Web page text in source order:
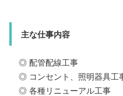
主な仕事内容
◎ 配管配線工事
◎ コンセント、照明器具工
◎ 各種リニューアル工事
主な仕事内容
◎ 配管配線工事
◎ コンセント、照明
◎ 各種リニューアル